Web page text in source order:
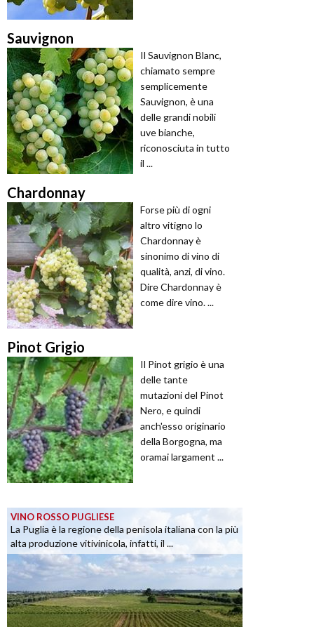
Sauvignon
Il Sauvignon Blanc,
chiamato sempre
semplicemente
Sauvignon, è una
delle grandi nobili
uve bianche,
riconosciuta in tutto
il ...
Chardonnay
Forse più di ogni
altro vitigno lo
Chardonnay è
sinonimo di vino di
qualità, anzi, di vino.
Dire Chardonnay è
come dire vino. ...
Pinot Grigio
Il Pinot grigio è una
delle tante
mutazioni del Pinot
Nero, e quindi
anch'esso originario
della Borgogna, ma
oramai largament ...
VINO ROSSO PUGLIESE
La Puglia è la regione della penisola italiana con la più
alta produzione vitivinicola, infatti, il ...